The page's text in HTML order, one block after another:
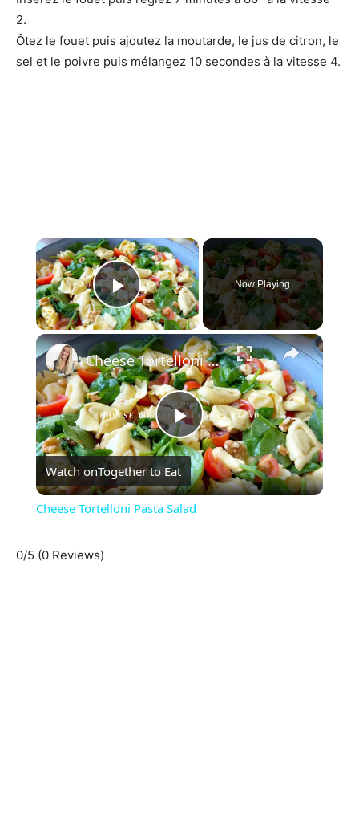
2.
Ôtez le fouet puis ajoutez la moutarde, le jus de citron, le
sel et le poivre puis mélangez 10 secondes à la vitesse 4.
×
Play Video
Now Playing
×
Play
Video
Cheese Tortelloni Pasta Salad
Watch onTogether to Eat
Cheese Tortelloni Pasta Salad
0/5 (0 Reviews)